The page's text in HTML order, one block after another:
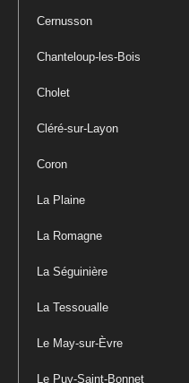
Cernusson
Chanteloup-les-Bois
Cholet
Cléré-sur-Layon
Coron
La Plaine
La Romagne
La Séguinière
La Tessoualle
Le May-sur-Èvre
Le Puy-Saint-Bonnet